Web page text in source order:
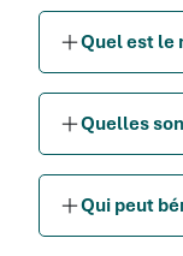
Quel est le
Quelles
Qui peut